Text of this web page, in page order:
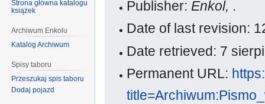
Publisher: Enkol, .
Date of last revision:
Date retrieved: 7
Permanent URL:
Strona główna katalogu
książek
Archiwum Enkolu
Katalog Archiwum
Spisy taboru
Przeszukaj spis taboru
Dodaj pojazd